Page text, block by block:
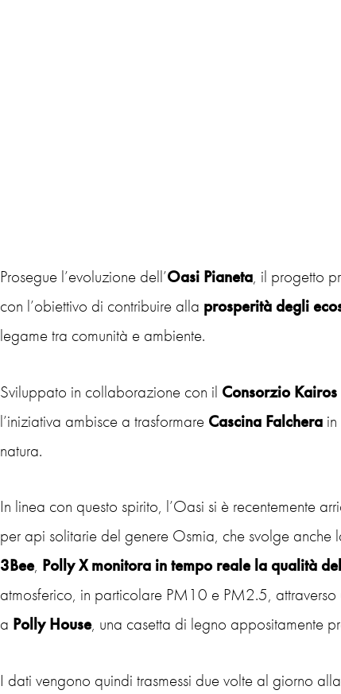
Prosegue l’evoluzione dell’Oasi Pianeta, il progetto
con l’obiettivo di contribuire alla prosperità degli
legame tra comunità e ambiente.
Sviluppato in collaborazione con il Consorzio Kairos
l’iniziativa ambisce a trasformare Cascina Falcherain
natura.
In linea con questo spirito, l’Oasi si è recentemente
per api solitarie del genere Osmia, che svolge anche
3Bee, Polly X monitora in tempo reale la qualità
atmosferico, in particolare PM10 e PM2.5,
a Polly House, una casetta di legno appositamente
I dati vengono quindi trasmessi due volte al giorno alla